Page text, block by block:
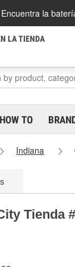
Encuentra la
LA TIENDA
HOW TO
Indiana
Tienda